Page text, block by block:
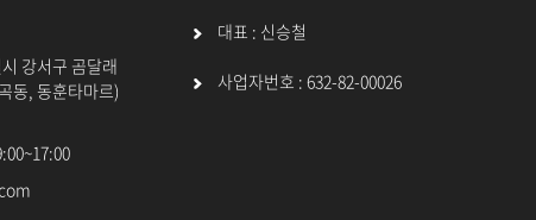
된 개인정보는 분쇄기로 분쇄하거나 소각을 통하여 파기하고 전자적 파일형
동 수집 방침 설치 / 운영 및 그 거부에 관한 사항
의 정보를 수시로 저장하고 찾아내는 ‘쿠키(cookie)등 개인정보를 자동으로
는 웹사이트를 운영하는 서버가 회원의 컴퓨터 브라우저에게 전송하는 소
화된 서비스를 만들어 이용이 편리하고 유용한 서비스를 제공하기 위하여 이
강서구 곰달래
동, 동훈타마르)
대표 : 신승철
사업자번호 : 632-82-00026